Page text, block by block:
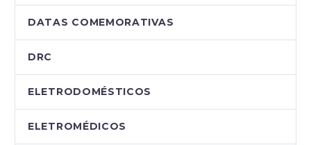
DATAS COMEMORATIVAS
DRC
ELETRODOMÉSTICOS
ELETROMÉDICOS